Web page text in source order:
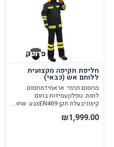
חליפת תקיפה מקצועית
ללוחם אש (כבאי)
מחסום תרמי: אראמידמחסום
לחות: טפלוןעמידות בחום
קיצוניבעלת תקן EN469צבע: שחו...
₪1,999.00